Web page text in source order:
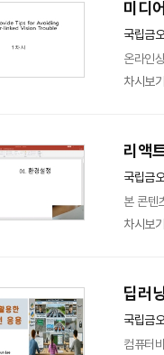
미디
국립금
온라인
차시보기
리액
국립금
본 콘텐
차시보기
딥러
국립금
컴퓨터